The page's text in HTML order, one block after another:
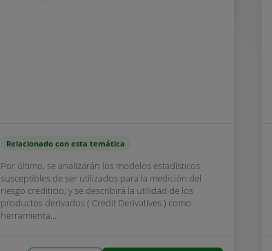
Relacionado con esta temática
Por último, se analizarán los modelos estadísticos
susceptibles de ser utilizados para la medición del
riesgo crediticio, y se describirá la utilidad de los
productos derivados ( Credit Derivatives ) como
herramienta...